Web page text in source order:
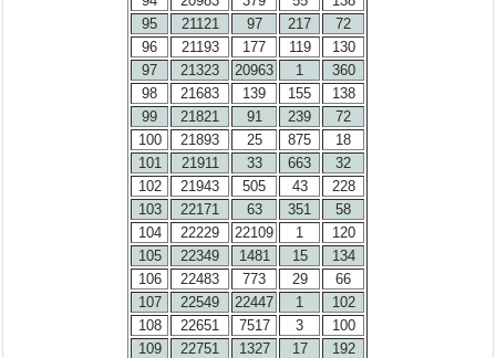
95
21121 97 217
72
96
21193 177 119
130
97
21323 20963 1
360
98
21683 139 155
138
99
21821 91 239
72
100
21893 25 875
18
101
21911 33 663
32
102
21943 505 43
228
103
22171 63 351
58
104
22229 22109 1
120
105
22349 1481 15
134
106
22483 773 29
66
107
22549 22447 1
102
108
22651 7517 3
100
109
22751 1327 17
192